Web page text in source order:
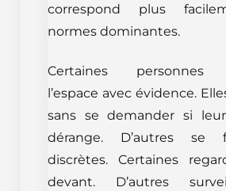
correspond plus
normes dominantes.
Certaines personnes
l’espace avec évidence.
sans se demander si
dérange. D’autres se
discrètes. Certaines
devant. D’autres